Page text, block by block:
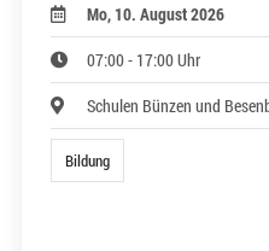
Mo, 10. August 2026
07:00 - 17:00 Uhr
Schulen Bünzen und
Bildung